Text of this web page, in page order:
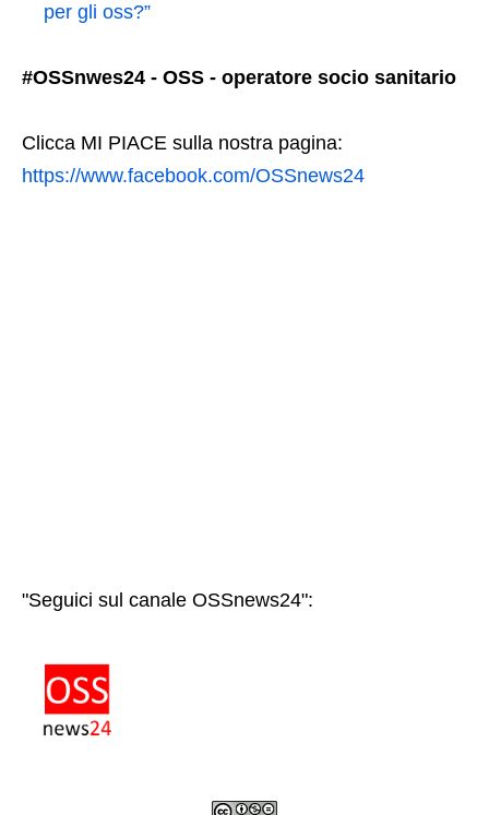
per gli oss?”
#OSSnwes24 - OSS - operatore socio sanitario
Clicca MI PIACE sulla nostra pagina:
https://www.facebook.com/OSSnews24
"Seguici sul canale OSSnews24":